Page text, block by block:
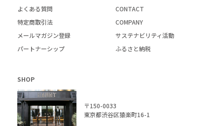
よくある質問
CONTACT
特定商取引法
COMPANY
メールマガジン登録
サステナビリティ活動
パートナーシップ
ふるさと納税
SHOP
〒150-0033
東京都渋谷区猿楽町16-1